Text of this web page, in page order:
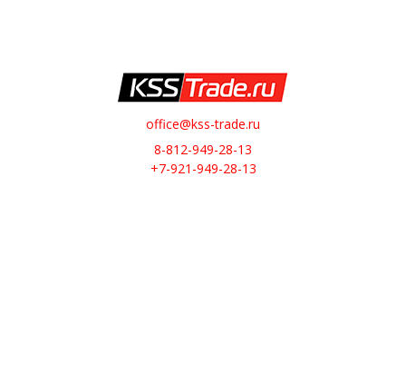
office@kss-trade.ru
8-812-949-28-13
+7-921-949-28-13